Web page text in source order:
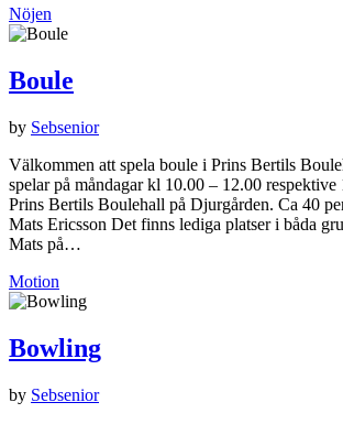
Nöjen
Boule
by Sebsenior
Välkommen att spela boule i Prins Bertils
spelar på måndagar kl 10.00 – 12.00
Prins Bertils Boulehall på Djurgården. Ca 40
Mats Ericsson Det finns lediga platser i båda
Mats på…
Motion
Bowling
by Sebsenior